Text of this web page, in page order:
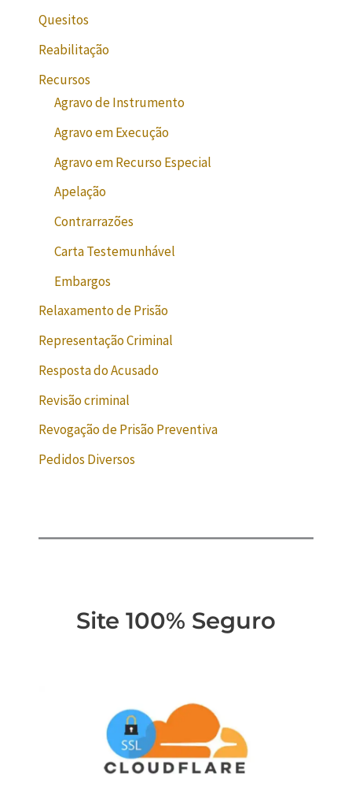
Quesitos
Reabilitação
Recursos
Agravo de Instrumento
Agravo em Execução
Agravo em Recurso Especial
Apelação
Contrarrazões
Carta Testemunhável
Embargos
Relaxamento de Prisão
Representação Criminal
Resposta do Acusado
Revisão criminal
Revogação de Prisão Preventiva
Pedidos Diversos
Site 100% Seguro